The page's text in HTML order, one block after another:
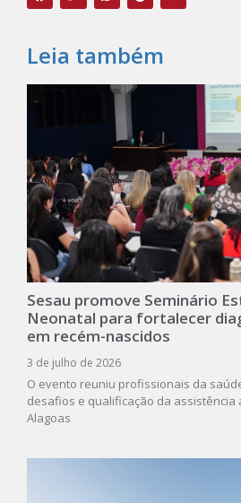
Leia também
Sesau promove Seminário
Neonatal para fortalecer
em recém-nascidos
3 de julho de 2026
O evento reuniu profissionais da
desafios e qualificação da assistência
Alagoas